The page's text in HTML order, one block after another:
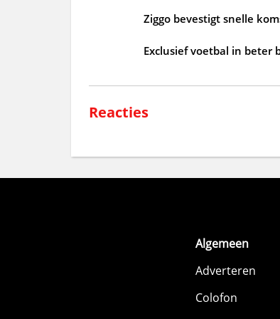
Ziggo bevestigt snelle
Exclusief voetbal in beter
Reacties
Algemeen
Adverteren
Colofon